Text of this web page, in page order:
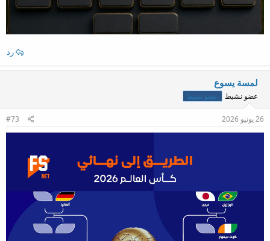
رد
لمسة يسوع
عضو نشيط عضو نشيط
26 يونيو 2026 #73